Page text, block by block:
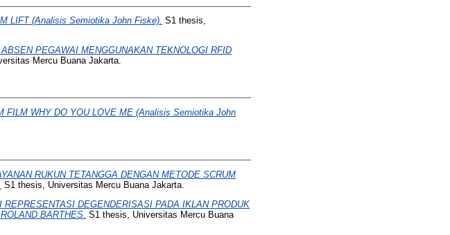
LIFT (Analisis Semiotika John Fiske). S1 thesis,
PEGAWAI MENGGUNAKAN TEKNOLOGI RFID
Mercu Buana Jakarta.
FILM WHY DO YOU LOVE ME (Analisis Semiotika John
RUKUN TETANGGA DENGAN METODE SCRUM
S1 thesis, Universitas Mercu Buana Jakarta.
DEGENDERISASI PADA IKLAN PRODUK
BARTHES. S1 thesis, Universitas Mercu Buana